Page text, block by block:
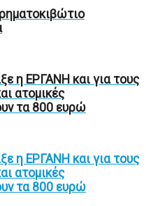
η ΕΡΓΑΝΗ και για τους
ατομικές
τα 800 ευρώ
η ΕΡΓΑΝΗ και για τους
ατομικές
τα 800 ευρώ